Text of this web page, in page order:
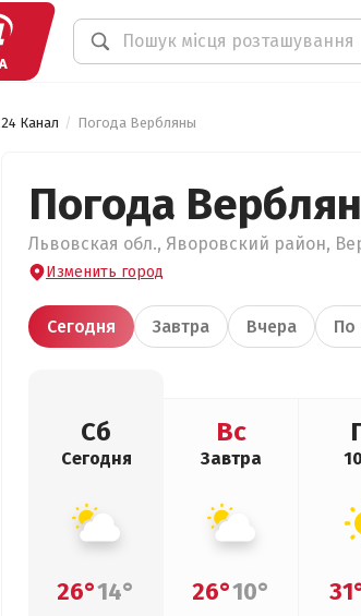
24 Канал Погода Вербляны
Погода
Львовская обл., Яворовский район,
Изменить город
Сегодня Завтра Вчера По
Сб
Сегодня
26°14°
Вс
Завтра
26°10°